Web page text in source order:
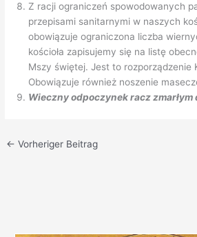
Z racji ograniczeń spowodowanych
przepisami sanitarnymi w naszych
obowiązuje ograniczona liczba
kościoła zapisujemy się na listę
Mszy świętej. Jest to rozporządzenie
Obowiązuje również noszenie
Wieczny odpoczynek racz zmarłym
← Vorheriger Beitrag